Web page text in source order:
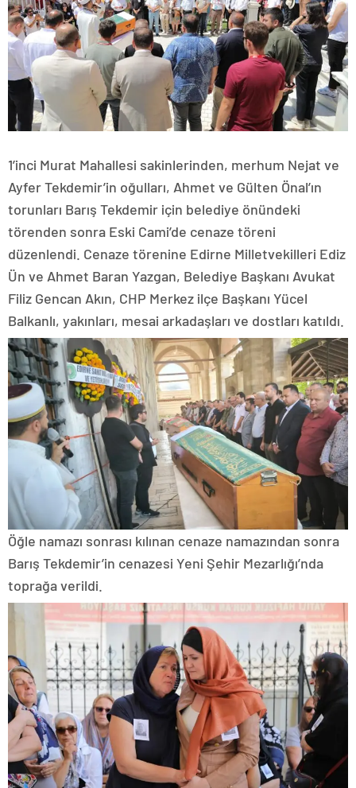
1’inci Murat Mahallesi sakinlerinden, merhum Nejat ve
Ayfer Tekdemir’in oğulları, Ahmet ve Gülten Önal’ın
torunları Barış Tekdemir için belediye önündeki
törenden sonra Eski Cami’de cenaze töreni
düzenlendi. Cenaze törenine Edirne Milletvekilleri Ediz
Ün ve Ahmet Baran Yazgan, Belediye Başkanı Avukat
Filiz Gencan Akın, CHP Merkez ilçe Başkanı Yücel
Balkanlı, yakınları, mesai arkadaşları ve dostları katıldı.
Öğle namazı sonrası kılınan cenaze namazından sonra
Barış Tekdemir’in cenazesi Yeni Şehir Mezarlığı’nda
toprağa verildi.